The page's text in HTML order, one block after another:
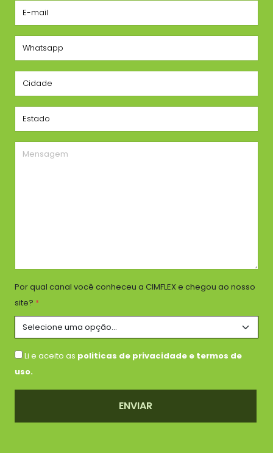
Por qual canal você conheceu a CIMFLEX e chegou ao nosso
site? *
Li e aceito as politicas de privacidade e termos de
uso.
ENVIAR